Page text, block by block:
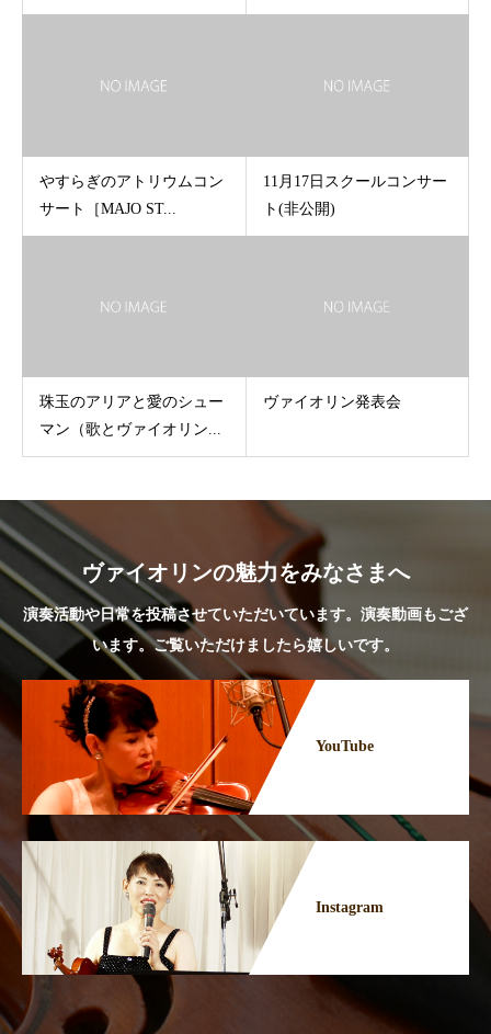
やすらぎのアトリウムコン
サート［MAJO ST...
11月17日スクールコンサー
ト(非公開)
珠玉のアリアと愛のシュー
マン（歌とヴァイオリン...
ヴァイオリン発表会
ヴァイオリンの魅力をみなさまへ
演奏活動や日常を投稿させていただいています。演奏動画もござ
います。ご覧いただけましたら嬉しいです。
YouTube
Instagram